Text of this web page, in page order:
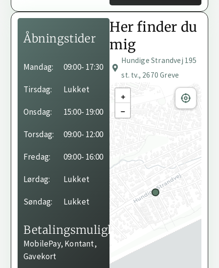
Åbningstider
Mandag: 09:00- 17:30
Tirsdag: Lukket
Onsdag: 15:00- 19:00
Torsdag: 09:00- 12:00
Fredag: 09:00- 16:00
Lørdag: Lukket
Søndag: Lukket
Behandleren har ikke
angivet sine
åbningstider endnu.
Betalingsmuligheder
MobilePay, Kontant,
Gavekort
Her finder du
mig
Hundige Strandvej 195
st. tv., 2670 Greve
+
−